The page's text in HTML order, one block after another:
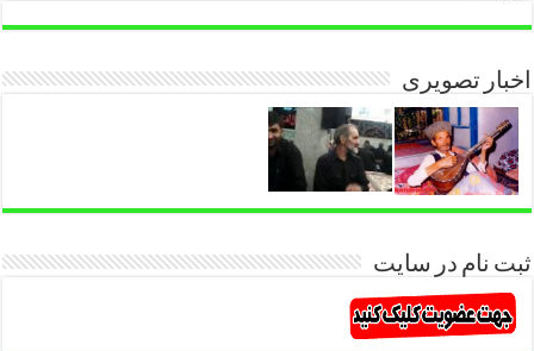
اخبار تصویری
ثبت نام در سایت